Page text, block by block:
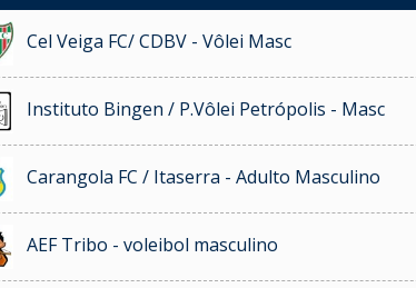
Cel Veiga FC/ CDBV - Vôlei Masc
Instituto Bingen / P.Vôlei Petrópolis - Masc
Carangola FC / Itaserra - Adulto Masculino
AEF Tribo - voleibol masculino